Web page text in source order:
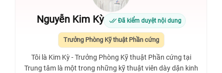
Nguyễn Kim Kỳ Đã kiểm duyệt nội dung
Trưởng Phòng Kỹ thuật Phần cứng
Tôi là Kim Kỳ - Trưởng Phòng Kỹ thuật Phần cứng tại
Trung tâm là một trong những kỹ thuật viên dày dặn kinh